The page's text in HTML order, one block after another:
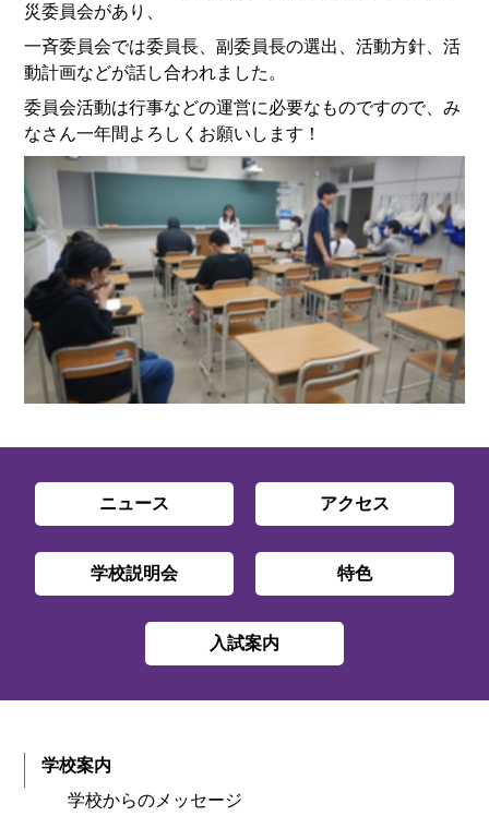
災委員会があり、
一斉委員会では委員長、副委員長の選出、活動方針、活
動計画などが話し合われました。
委員会活動は行事などの運営に必要なものですので、み
なさん一年間よろしくお願いします！
ニュース アクセス
学校説明会 特色
入試案内
学校案内
学校からのメッセージ